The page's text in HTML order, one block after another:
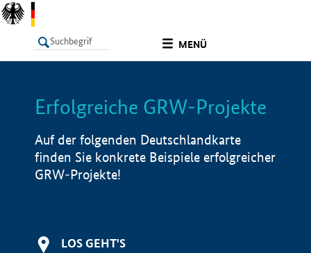
MENÜ
LISTE Info
Erfolgreiche GRW-Projekte
Auf der folgenden Deutschlandkarte
finden Sie konkrete Beispiele erfolgreicher
GRW-Projekte!
LOS GEHT'S